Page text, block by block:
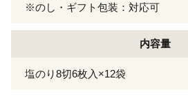
※のし・ギフト包装：対応可
内容量
塩のり8切6枚入×12袋